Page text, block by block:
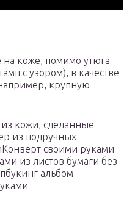
коже, помимо утюга
с узором), в качестве
крупную
кожи, сделанные
из подручных
своими руками
из листов бумаги без
альбом